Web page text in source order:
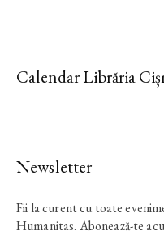
Calendar Librăria
Newsletter
Fii la curent cu toate
Humanitas. Abonează-te